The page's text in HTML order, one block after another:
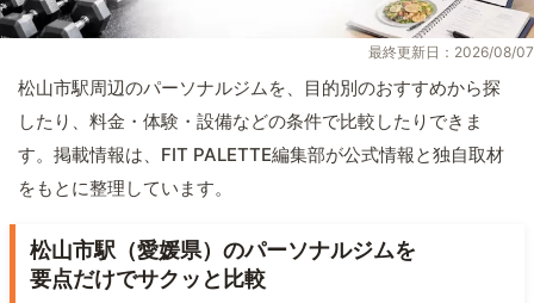
最終更新日：2026/08/07
松山市駅周辺のパーソナルジムを、目的別のおすすめから探
したり、料金・体験・設備などの条件で比較したりできま
す。掲載情報は、FIT PALETTE編集部が公式情報と独自取材
をもとに整理しています。
松山市駅（愛媛県）のパーソナルジムを
要点だけでサクッと比較